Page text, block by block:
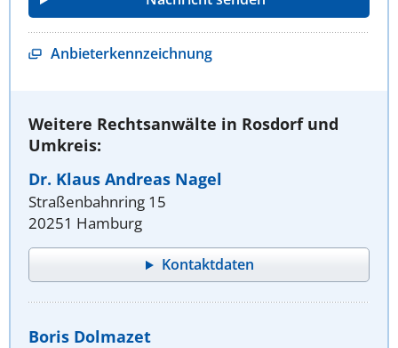
Anbieterkennzeichnung
Weitere Rechtsanwälte in Rosdorf und
Umkreis:
Dr. Klaus Andreas Nagel
Straßenbahnring 15
20251 Hamburg
Kontaktdaten
Boris Dolmazet